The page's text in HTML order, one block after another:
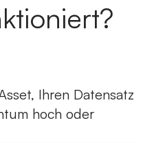
ktioniert?
Ihren Datensatz
hoch oder